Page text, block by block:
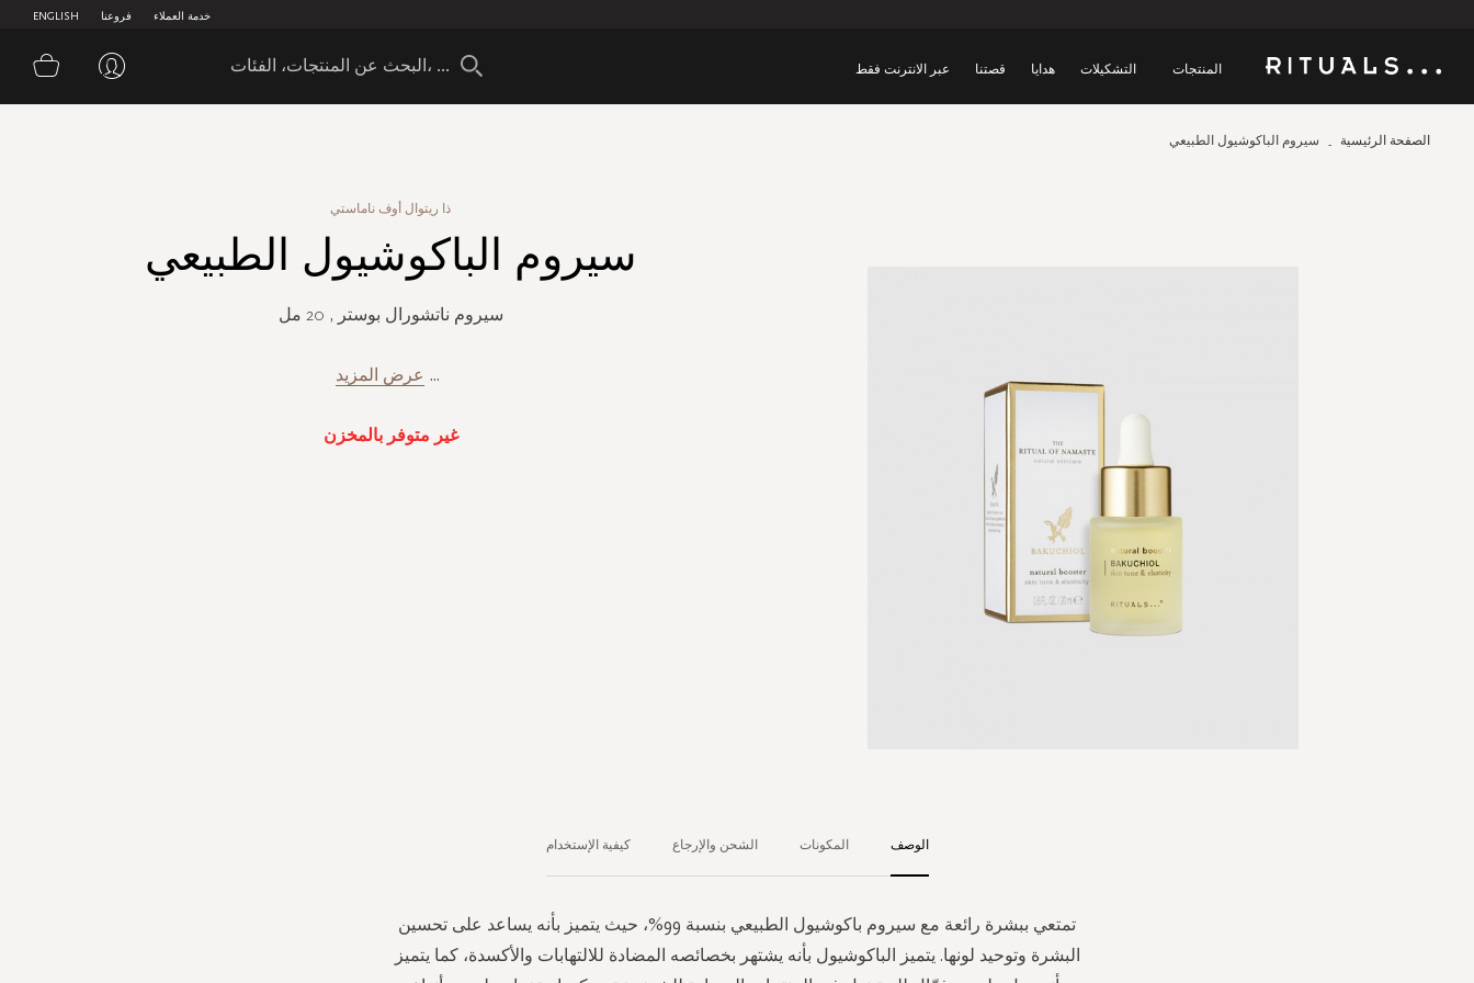
ENGLISH فروعنا خدمة العملاء
المنتجات التشكيلات هدايا قصتنا عبر الانترنت فقط سلة
الصفحة الرئيسية سيروم الباكوشيول الطبيعي
ذا ريتوال أوف ناماستي
سيروم الباكوشيول الطبيعي
سيروم ناتشورال بوستر , 20 مل
... عرض المزيد
غير متوفر بالمخزن
الوصف
تمتعي ببشرة رائعة مع سيروم باكوشيول الطبيعي بنسبة 99%، حيث يتميز بأنه يساعد على تحسين
البشرة وتوحيد لونها. يتميز الباكوشيول بأنه يشتهر بخصائصه المضادة للالتهابات والأكسدة، كما يتميز
المكونات الشحن والإرجاع كيفية الإستخدام